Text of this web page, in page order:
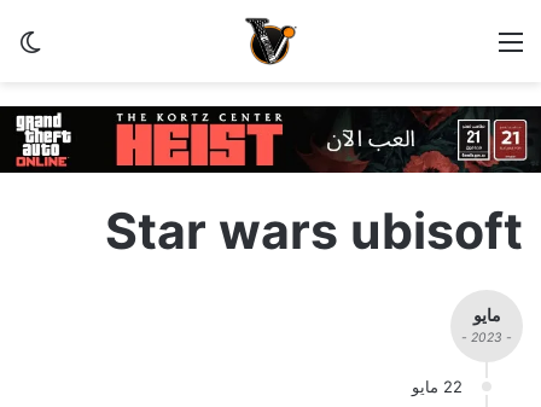
Star wars ubisoft
مايو
- 2023 -
22 مايو